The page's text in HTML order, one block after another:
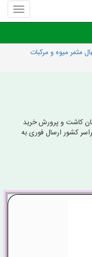
منوی
سایت
فروشی
مثمر میوه و مرکبات
کاشت و پرورش خرید
کشور ارسال فوری به